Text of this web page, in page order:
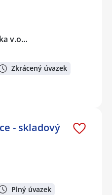
v.o…
Zkrácený úvazek
- skladový
Plný úvazek